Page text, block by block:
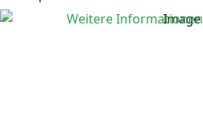
Weitere Informationen